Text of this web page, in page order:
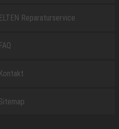
ELTEN Reparaturservice
FAQ
Kontakt